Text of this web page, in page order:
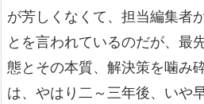
が芳しくなくて、担当編集者
とを言われているのだが、最
態とその本質、解決策を噛み
は、やはり二～三年後、いや